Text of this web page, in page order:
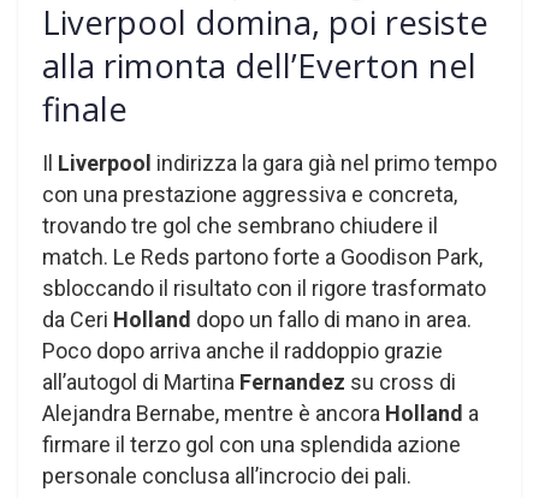
Liverpool domina, poi resiste
alla rimonta dell’Everton nel
finale
Il Liverpool indirizza la gara già nel primo tempo
con una prestazione aggressiva e concreta,
trovando tre gol che sembrano chiudere il
match. Le Reds partono forte a Goodison Park,
sbloccando il risultato con il rigore trasformato
da Ceri Holland dopo un fallo di mano in area.
Poco dopo arriva anche il raddoppio grazie
all’autogol di Martina Fernandez su cross di
Alejandra Bernabe, mentre è ancora Holland a
firmare il terzo gol con una splendida azione
personale conclusa all’incrocio dei pali.